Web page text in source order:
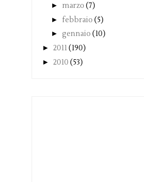
► marzo (7)
► febbraio (5)
► gennaio (10)
► 2011(190)
► 2010 (53)